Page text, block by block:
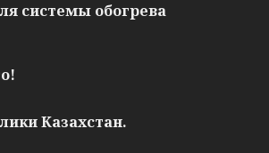
системы обогрева
Казахстан.